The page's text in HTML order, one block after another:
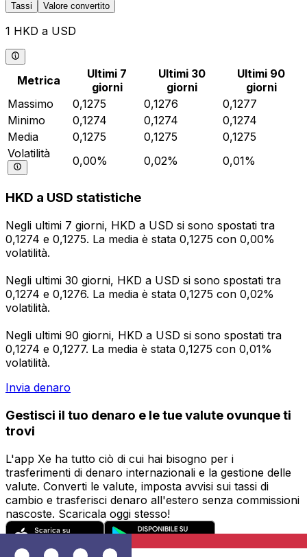
Tassi Valore convertito
1 HKD a USD
Metrica
Ultimi 7
giorni
Ultimi 30
giorni
Ultimi 90
giorni
Massimo
0,1275 0,1276
0,1277
Minimo
0,1274 0,1274
0,1274
Media
0,1275 0,1275
0,1275
Volatilità
0,00% 0,02% 0,01%
HKD a USD statistiche
Negli ultimi 7 giorni, HKD a USD si sono spostati tra
0,1274 e 0,1275. La media è stata 0,1275 con 0,00%
volatilità.
Negli ultimi 30 giorni, HKD a USD si sono spostati tra
0,1274 e 0,1276. La media è stata 0,1275 con 0,02%
volatilità.
Negli ultimi 90 giorni, HKD a USD si sono spostati tra
0,1274 e 0,1277. La media è stata 0,1275 con 0,01%
volatilità.
Invia denaro
Gestisci il tuo denaro e le tue valute ovunque ti
trovi
L'app Xe ha tutto ciò di cui hai bisogno per i
trasferimenti di denaro internazionali e la gestione delle
valute. Converti le valute, imposta avvisi sui tassi di
cambio e trasferisci denaro all'estero senza commissioni
nascoste. Scaricala oggi stesso!